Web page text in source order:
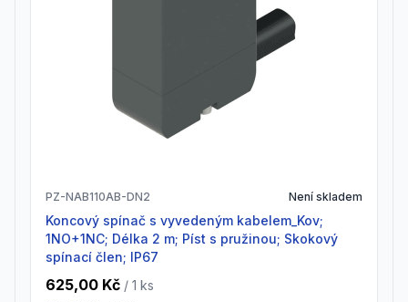
PZ-NAB110AB-DN2 Není skladem
Koncový spínač s vyvedeným kabelem_Kov;
1NO+1NC; Délka 2 m; Píst s pružinou; Skokový
spínací člen; IP67
625,00 Kč / 1 ks